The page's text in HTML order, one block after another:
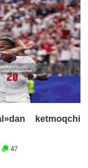
ketmoqchi
47